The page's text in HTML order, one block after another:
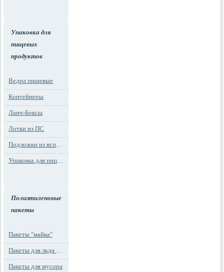
Упаковка для
пищевых
продуктов
Ведра пищевые
Контейнеры
Ланч-Боксы
Лотки из ПС
Подложки из вспененного ПС
Упаковка для пиццы
Полиэтиленовые
пакеты
Пакеты "майка"
Пакеты для льда и заморозки
Пакеты для мусора